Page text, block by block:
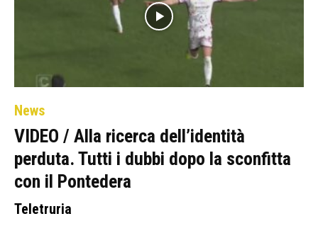
News
VIDEO / Alla ricerca dell’identità
perduta. Tutti i dubbi dopo la sconfitta
con il Pontedera
Teletruria